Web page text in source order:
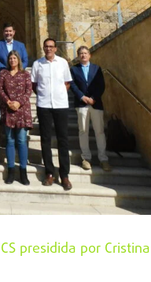
presidida por Cristina